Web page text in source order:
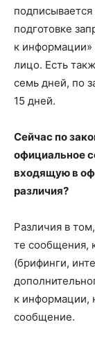
подготовке
к информации»
лицо. Есть
семь дней, по
15 дней.
Сейчас по
официальное
входящую в
различия?
Различия в
те сообщения,
(брифинги,
к информации,
сообщение.